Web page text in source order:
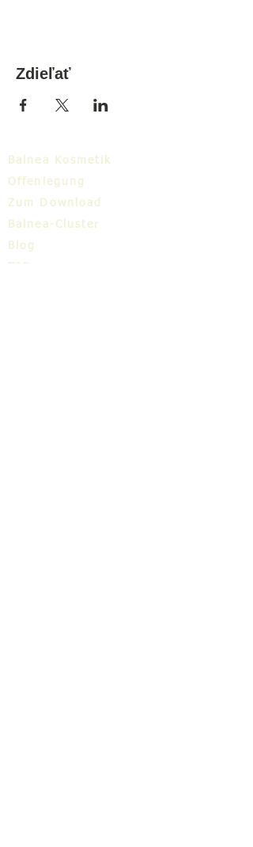
Zdieľať
Balnea Kosmetik
Offenlegung
Zum Download
Balnea-Cluster
Blog